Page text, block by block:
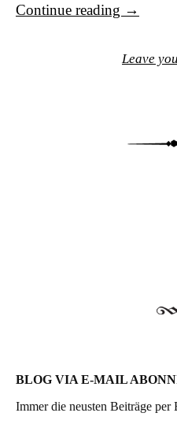
Continue reading →
Leave
BLOG VIA E-MAIL
Immer die neusten Beiträge